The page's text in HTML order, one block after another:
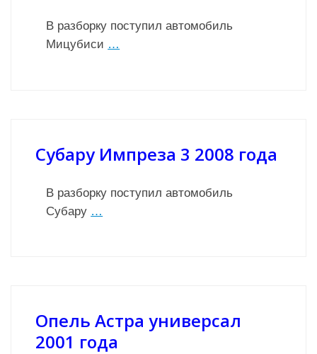
В разборку поступил автомобиль
Мицубиси …
Субару Импреза 3 2008 года
В разборку поступил автомобиль
Субару …
Опель Астра универсал
2001 года